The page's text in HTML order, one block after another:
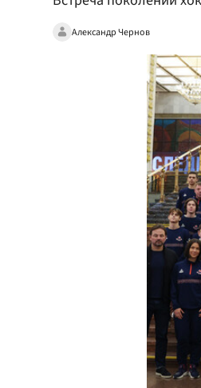
Александр Чернов